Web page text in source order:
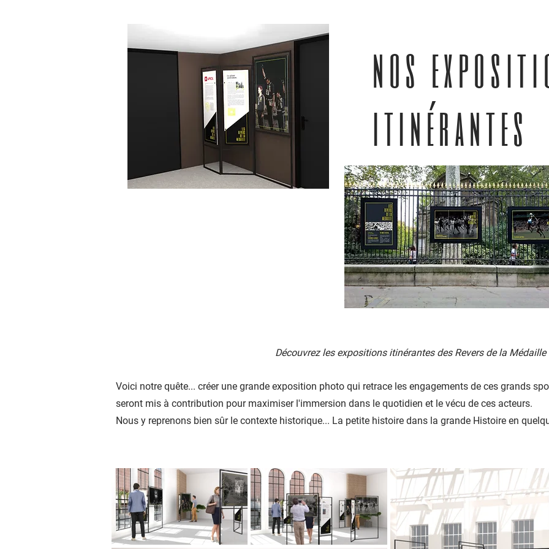
nos
itinérantes
Découvrez les expositions itinérantes des Revers de la
Voici notre quête... créer une grande exposition photo qui retrace les engagements de ces grands
seront mis à contribution pour maximiser l'immersion dans le quotidien et le vécu de ces acteurs.
Nous y reprenons bien sûr le contexte historique... La petite histoire dans la grande Histoire en